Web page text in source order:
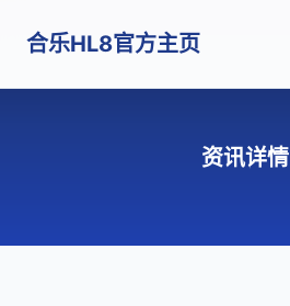
合乐HL8官方主页
资讯详情